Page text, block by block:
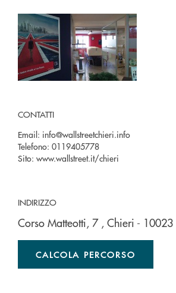
CONTATTI
Email: info@wallstreetchieri.info
Telefono: 0119405778
Sito: www.wallstreet.it/chieri
INDIRIZZO
Corso Matteotti, 7 , Chieri - 10023
CALCOLA PERCORSO